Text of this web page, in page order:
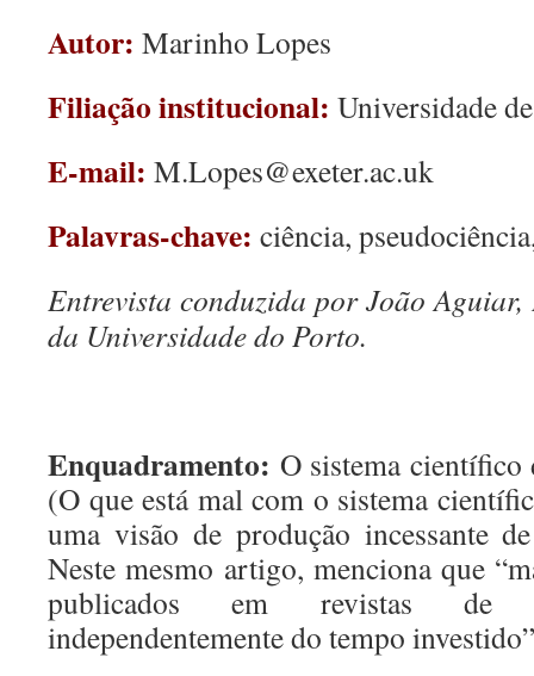
Autor: Marinho Lopes
Filiação institucional: Universidade
E-mail: M.Lopes@exeter.ac.uk
Palavras-chave: ciência,
Entrevista conduzida por João
da Universidade do Porto.
Enquadramento: O sistema
(O que está mal com o sistema
uma visão de produção incessante
Neste mesmo artigo, menciona que
publicados em revistas de
independentemente do tempo